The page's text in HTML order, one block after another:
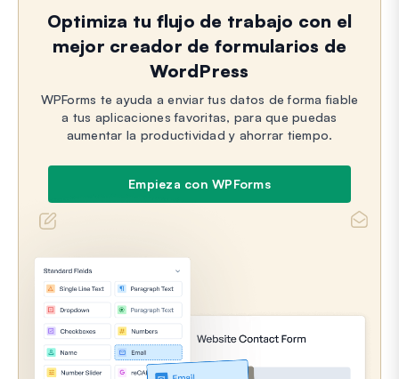
Optimiza tu flujo de trabajo con el
mejor creador de formularios de
WordPress
WPForms te ayuda a enviar tus datos de forma fiable
a tus aplicaciones favoritas, para que puedas
aumentar la productividad y ahorrar tiempo.
Empieza con WPForms